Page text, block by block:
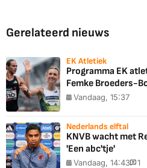
Gerelateerd nieuws
EK Atletiek
Programma EK
Femke Broeders-
Vandaag, 15:37
Nederlands elftal
KNVB wacht met
'Een abc'tje'
Vandaag, 14:43 1